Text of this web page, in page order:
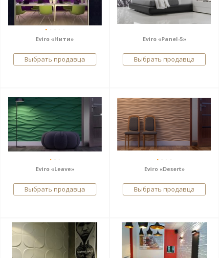
Eviro «Нити»
Выбрать продавца
Eviro «Panel-5»
Выбрать продавца
Eviro «Leave»
Выбрать продавца
Eviro «Desert»
Выбрать продавца